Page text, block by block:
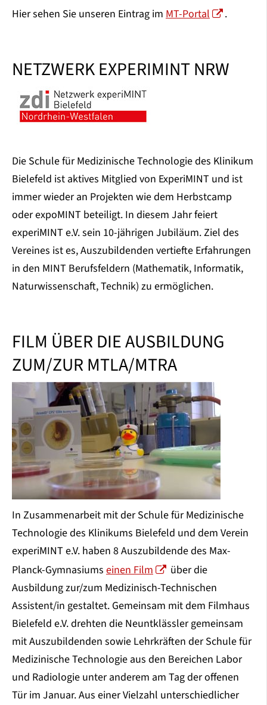
Hier sehen Sie unseren Eintrag im MT-Portal .
NETZWERK EXPERIMINT NRW
Die Schule für Medizinische Technologie des Klinikum
Bielefeld ist aktives Mitglied von ExperiMINT und ist
immer wieder an Projekten wie dem Herbstcamp
oder expoMINT beteiligt. In diesem Jahr feiert
experiMINT e.V. sein 10-jährigen Jubiläum. Ziel des
Vereines ist es, Auszubildenden vertiefte Erfahrungen
in den MINT Berufsfeldern (Mathematik, Informatik,
Naturwissenschaft, Technik) zu ermöglichen.
FILM ÜBER DIE AUSBILDUNG
ZUM/ZUR MTLA/MTRA
In Zusammenarbeit mit der Schule für Medizinische
Technologie des Klinikums Bielefeld und dem Verein
experiMINT e.V. haben 8 Auszubildende des Max-
Planck-Gymnasiums einen Film
über die
Ausbildung zur/zum Medizinisch-Technischen
Assistent/in gestaltet. Gemeinsam mit dem Filmhaus
Bielefeld e.V. drehten die Neuntklässler gemeinsam
mit Auszubildenden sowie Lehrkräften der Schule für
Medizinische Technologie aus den Bereichen Labor
und Radiologie unter anderem am Tag der offenen
Tür im Januar. Aus einer Vielzahl unterschiedlicher